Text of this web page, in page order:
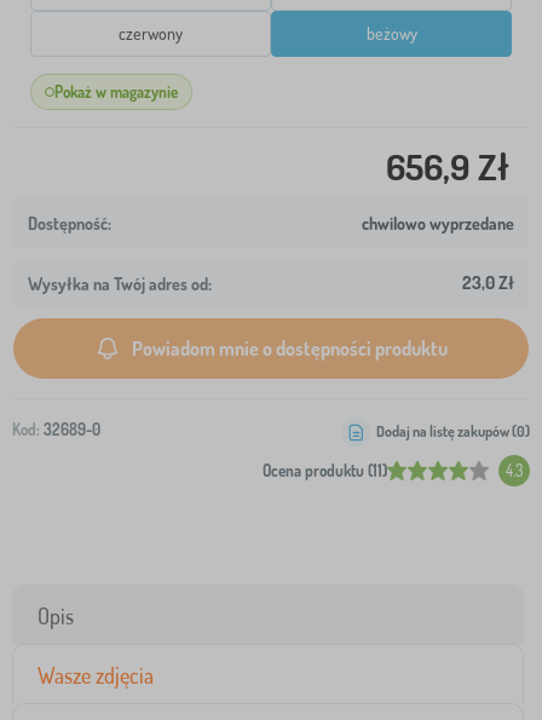
czerwony beżowy
Pokaż w magazynie
656,9 Zł
chwilowo wyprzedane
Wysyłka na Twój adres od: 23,0 Zł
Powiadom mnie o dostępności produktu
Kod: 32689-0
Ocena produktu (11) 4.3
Dodaj na listę zakupów (0)
Opis
Wasze zdjęcia